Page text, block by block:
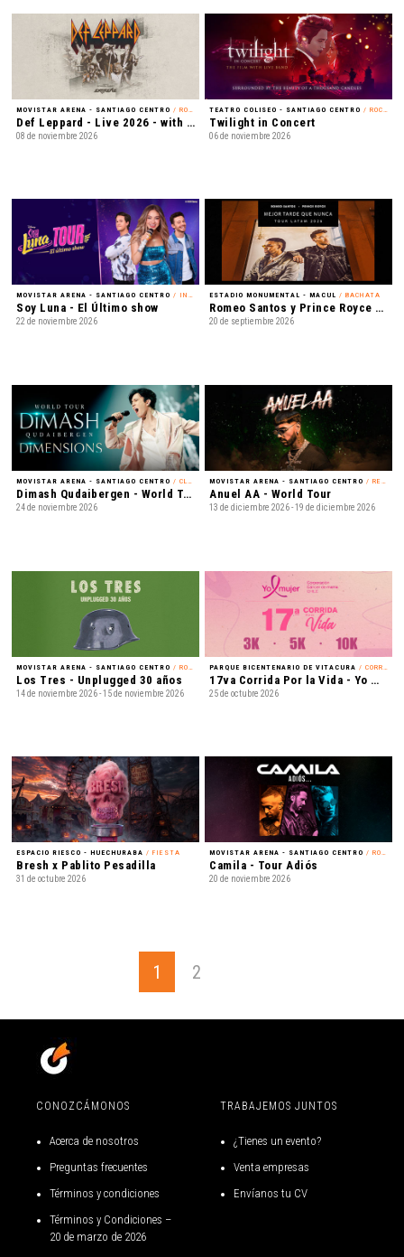
MOVISTAR ARENA - SANTIAGO CENTRO / ROCK
Def Leppard - Live 2026 - with Special Guest Extreme
08 de noviembre 2026
TEATRO COLISEO - SANTIAGO CENTRO / ROCK ALTERNATIVO
Twilight in Concert
06 de noviembre 2026
MOVISTAR ARENA - SANTIAGO CENTRO / INFANTIL
Soy Luna - El Último show
22 de noviembre 2026
ESTADIO MONUMENTAL - MACUL / BACHATA
Romeo Santos y Prince Royce - Mejor Tarde que Nunca
20 de septiembre 2026
MOVISTAR ARENA - SANTIAGO CENTRO / CLASSICAL CROSSOVER
Dimash Qudaibergen - World Tour: Dimensions
24 de noviembre 2026
MOVISTAR ARENA - SANTIAGO CENTRO / REGGAETÓN
Anuel AA - World Tour
13 de diciembre 2026 - 19 de diciembre 2026
MOVISTAR ARENA - SANTIAGO CENTRO / ROCK
Los Tres - Unplugged 30 años
14 de noviembre 2026 - 15 de noviembre 2026
PARQUE BICENTENARIO DE VITACURA / CORRIDA
17va Corrida Por la Vida - Yo Mujer
25 de octubre 2026
ESPACIO RIESCO - HUECHURABA / FIESTA
Bresh x Pablito Pesadilla
31 de octubre 2026
MOVISTAR ARENA - SANTIAGO CENTRO / ROMÁNTICO
Camila - Tour Adiós
20 de noviembre 2026
1 2
CONOZCÁMONOS
Acerca de nosotros
Preguntas frecuentes
Términos y condiciones
Términos y Condiciones –
20 de marzo de 2026
TRABAJEMOS JUNTOS
¿Tienes un evento?
Venta empresas
Envíanos tu CV